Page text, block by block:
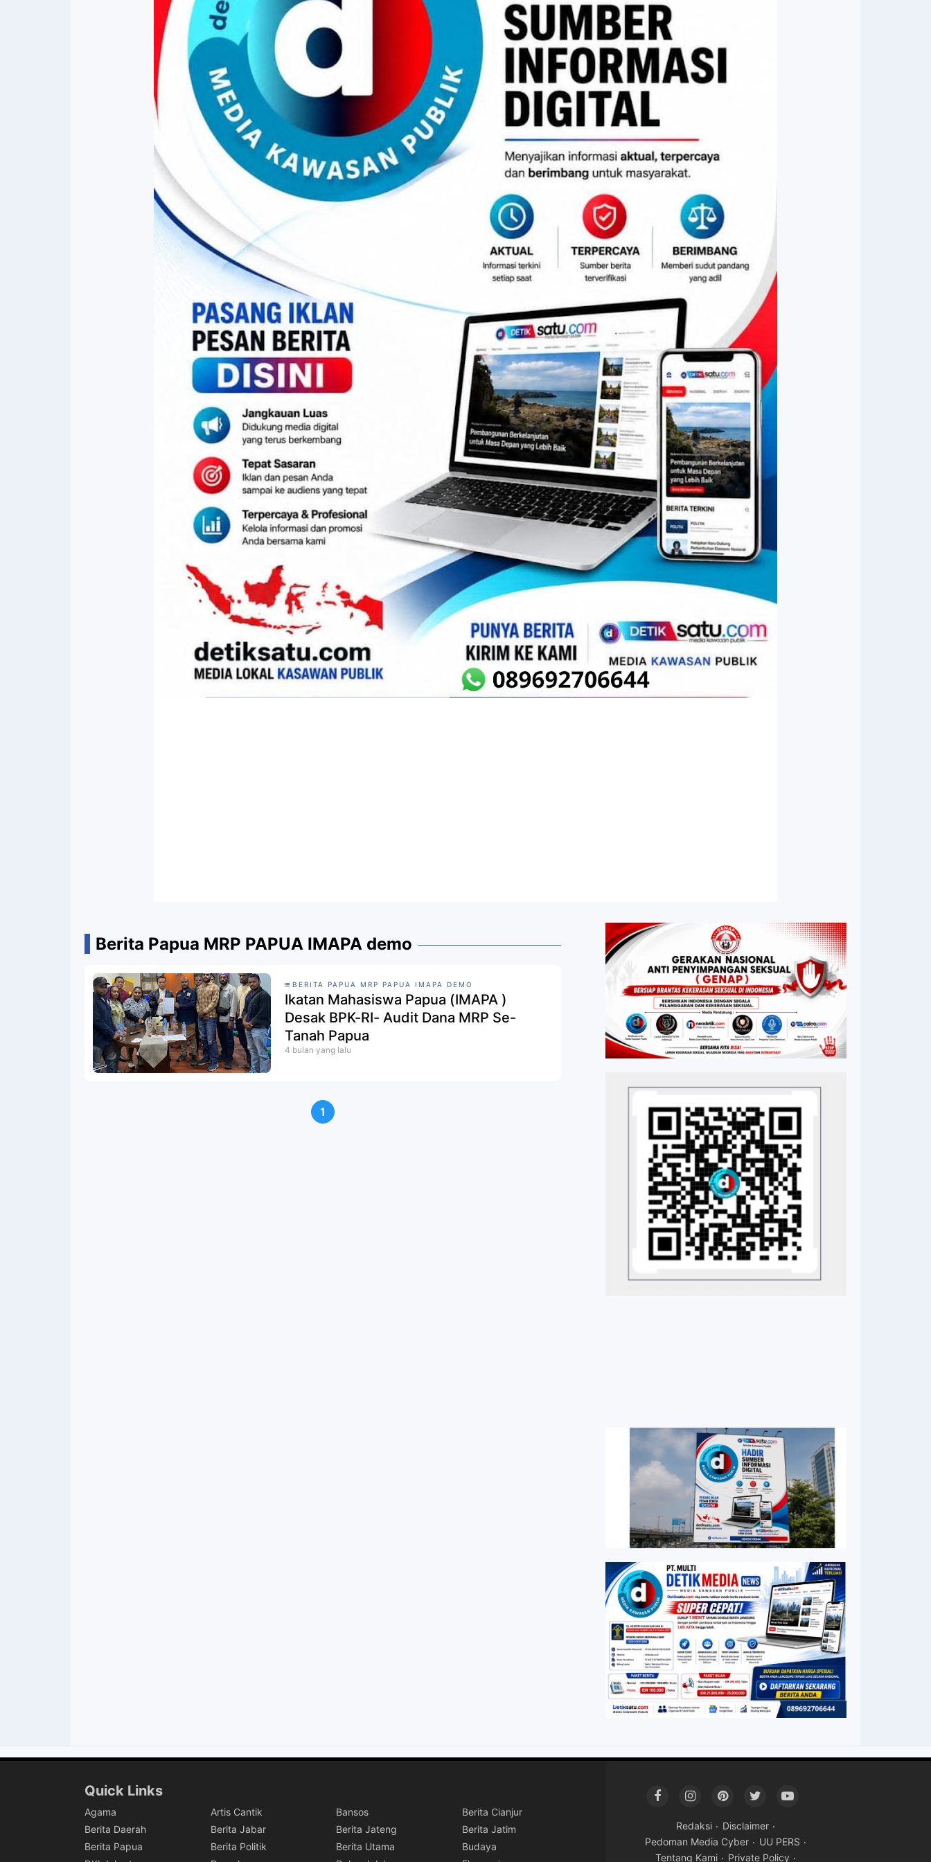
Berita Papua MRP PAPUA IMAPA demo
BERITA PAPUA MRP PAPUA IMAPA DEMO
Ikatan Mahasiswa Papua (IMAPA )
Desak ‎BPK-RI- Audit Dana MRP Se-
Tanah Papua‎
4 bulan yang lalu
1
Quick Links
Agama Artis Cantik Bansos
Berita Cianjur
Berita Daerah
Berita Jabar Berita Jateng
Berita Jatim
Berita Papua
Berita Politik Berita Utama
Budaya
Redaksi
Disclaimer
Pedoman Media Cyber
UU PERS
Tentang Kami
Private Policy